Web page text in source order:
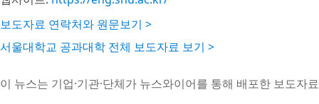
보도자료 연락처와 원문보기 >
서울대학교 공과대학 전체 보도자료 보기 >
이 뉴스는 기업·기관·단체가 뉴스와이어를 통해 배포한 보도자